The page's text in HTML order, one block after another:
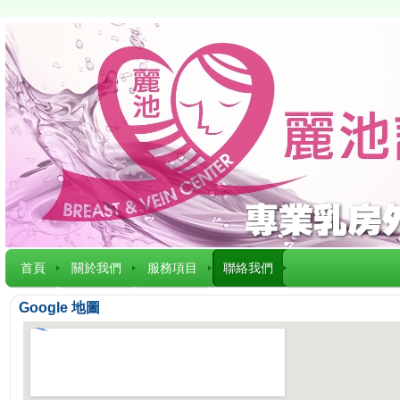
首頁 關於我們 服務項目 聯絡我們
Google 地圖